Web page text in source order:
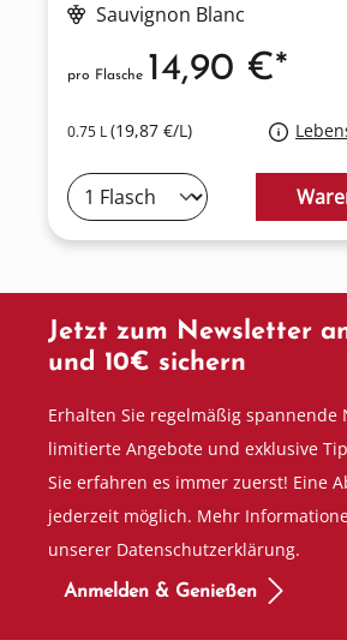
Sauvignon Blanc
0.75 L(19,87 €/L)
pro Flasche 14,90 €*
Jetzt zum Newsletter
und 10€ sichern
Erhalten Sie regelmäßig spannende
limitierte Angebote und exklusive
Sie erfahren es immer zuerst! Eine
jederzeit möglich. Mehr
unserer Datenschutzerklärung.
Anmelden & Genießen